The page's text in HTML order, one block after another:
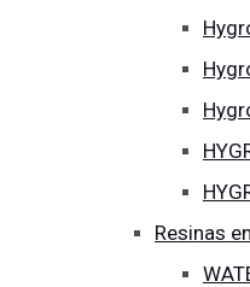
Resinas